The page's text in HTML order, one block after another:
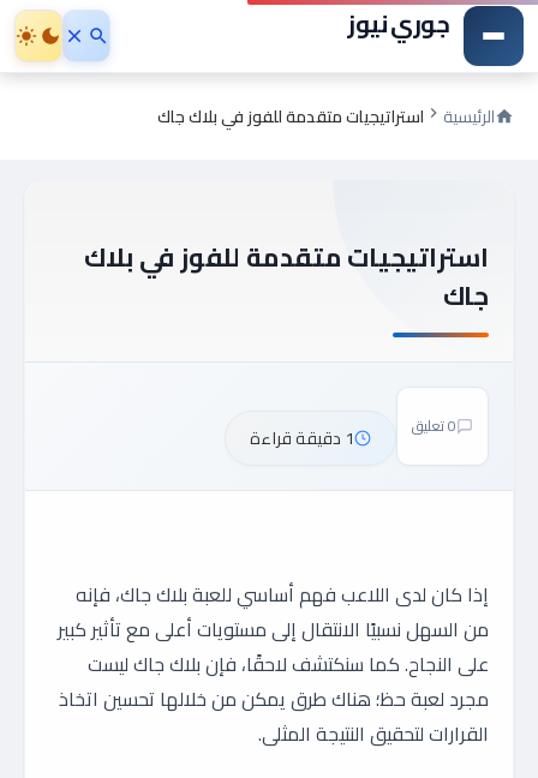
جوري نيوز
الرئيسية استراتيجيات متقدمة للفوز في بلاك جاك
استراتيجيات متقدمة للفوز في بلاك
جاك
0 تعليق 1 دقيقة قراءة
إذا كان لدى اللاعب فهم أساسي للعبة بلاك جاك، فإنه
من السهل نسبيًا الانتقال إلى مستويات أعلى مع تأثير كبير
على النجاح. كما سنكتشف لاحقًا، فإن بلاك جاك ليست
مجرد لعبة حظ؛ هناك طرق يمكن من خلالها تحسين اتخاذ
القرارات لتحقيق النتيجة المثلى.